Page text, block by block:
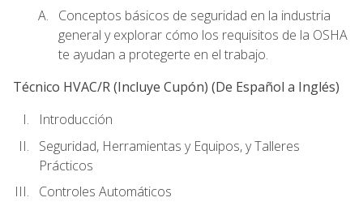
Conceptos básicos de seguridad en la industria
general y explorar cómo los requisitos de la OSHA
te ayudan a protegerte en el trabajo.
Técnico HVAC/R (Incluye Cupón) (De Español a Inglés)
Introducción
Seguridad, Herramientas y Equipos, y Talleres
Prácticos
Controles Automáticos